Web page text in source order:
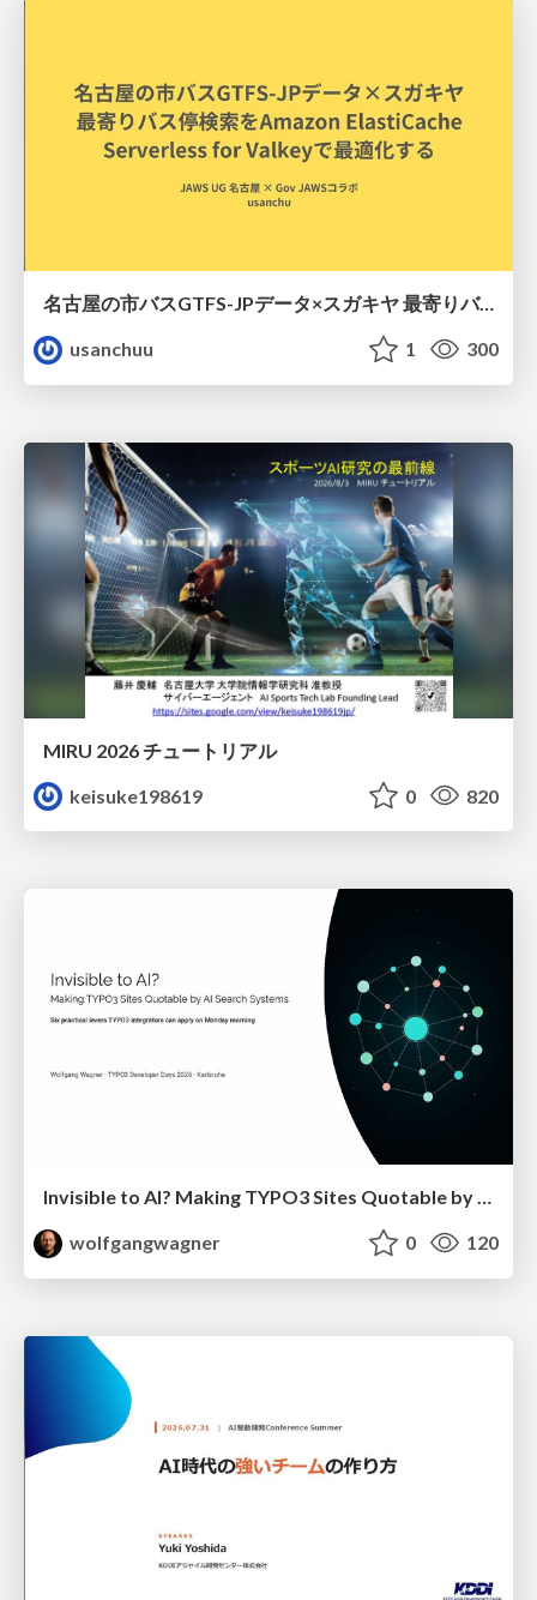
名古屋の市バスGTFS-JPデータ×スガキヤ 最寄りバス停検索をAmazon ElastiCache Serverless for Valkeyで最適化する
usanchuu
1 300
MIRU 2026 チュートリアル
keisuke198619
0 820
Invisible to AI? Making TYPO3 Sites Quotable by AI Search Systems
wolfgangwagner
0 120